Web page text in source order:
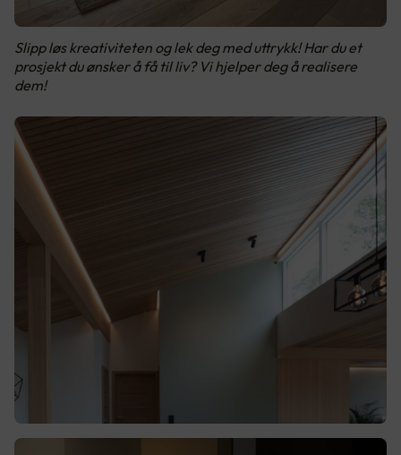
Slipp løs kreativiteten og lek deg med uttrykk! Har du et
prosjekt du ønsker å få til liv? Vi hjelper deg å realisere
dem!